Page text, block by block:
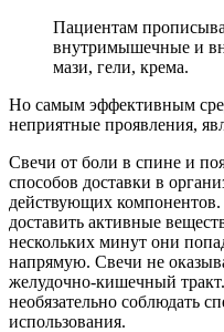
Пациентам
внутримышечные и
мази, гели, крема.
Но самым эффективным
неприятные проявления,
Свечи от боли в спине и
способов доставки в
действующих
доставить активные
нескольких минут они
напрямую. Свечи не
желудочно-кишечный
необязательно соблюдать
использования.